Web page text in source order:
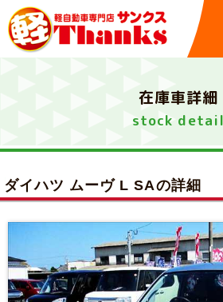
在庫車詳細
stock detail
ダイハツ ムーヴ L SAの詳細